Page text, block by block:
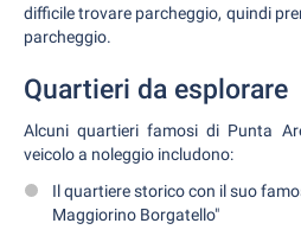
difficile trovare parcheggio, quindi
parcheggio.
Quartieri da esplorare
Alcuni quartieri famosi di Punta
veicolo a noleggio includono:
Il quartiere storico con il suo
Maggiorino Borgatello"